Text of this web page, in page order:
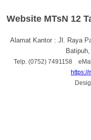
Website MTsN 12
Alamat Kantor : Jl. Raya
Telp. (0752) 7491158
https://